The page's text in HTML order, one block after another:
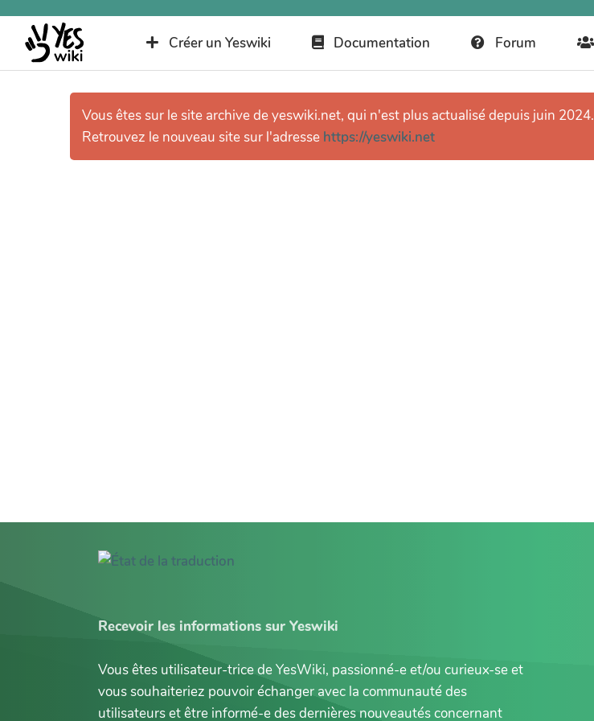
Créer un Yeswiki Documentation Forum
Vous êtes sur le site archive de yeswiki.net, qui n'est plus actualisé depuis juin 2024.
Retrouvez le nouveau site sur l'adresse https://yeswiki.net
Recevoir les informations sur Yeswiki
Vous êtes utilisateur-trice de YesWiki, passionné-e et/ou curieux-se et
vous souhaiteriez pouvoir échanger avec la communauté des
utilisateurs et être informé-e des dernières nouveautés concernant